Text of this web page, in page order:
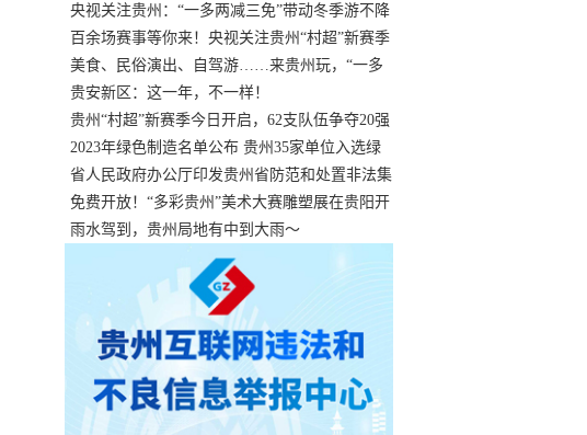
错过
央视关注贵州：“一多两减三免”带动冬季游不降
温
百余场赛事等你来！央视关注贵州“村超”新赛季
正式“打响”
美食、民俗演出、自驾游……来贵州玩，“一多
两减三免”！
贵安新区：这一年，不一样！
贵州“村超”新赛季今日开启，62支队伍争夺20强
名额
2023年绿色制造名单公布 贵州35家单位入选绿
色工厂
省人民政府办公厅印发贵州省防范和处置非法集
资工作实施细则
免费开放！“多彩贵州”美术大赛雕塑展在贵阳开
展，持续至1月19日
雨水驾到，贵州局地有中到大雨～